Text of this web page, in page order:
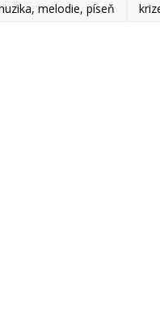
melodie, píseň